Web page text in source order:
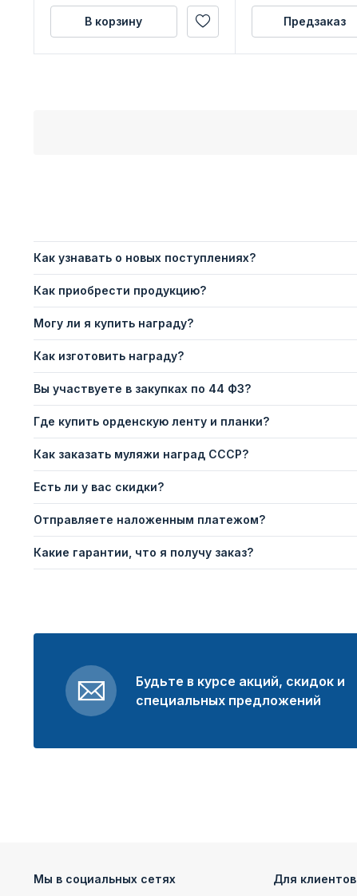
В корзину Предзаказ
Как узнавать о новых поступлениях?
Как приобрести продукцию?
Могу ли я купить награду?
Как изготовить награду?
Вы участвуете в закупках по 44 ФЗ?
Где купить орденскую ленту и планки?
Как заказать муляжи наград СССР?
Есть ли у вас скидки?
Отправляете наложенным платежом?
Какие гарантии, что я получу заказ?
Будьте в курсе акций, скидок и
специальных предложений
Мы в социальных сетях Для клиентов